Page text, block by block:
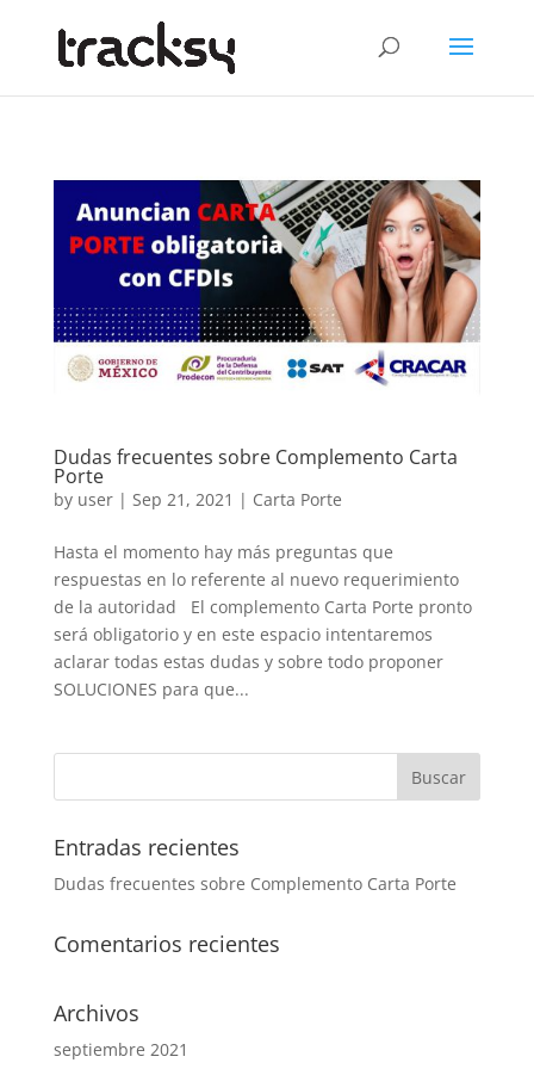
Dudas frecuentes sobre Complemento Carta
Porte
by user| Sep 21, 2021 | Carta Porte
Hasta el momento hay más preguntas que
respuestas en lo referente al nuevo requerimiento
de la autoridad El complemento Carta Porte pronto
será obligatorio y en este espacio intentaremos
aclarar todas estas dudas y sobre todo proponer
SOLUCIONES para que...
Entradas recientes
Dudas frecuentes sobre Complemento Carta Porte
Comentarios recientes
Archivos
septiembre 2021